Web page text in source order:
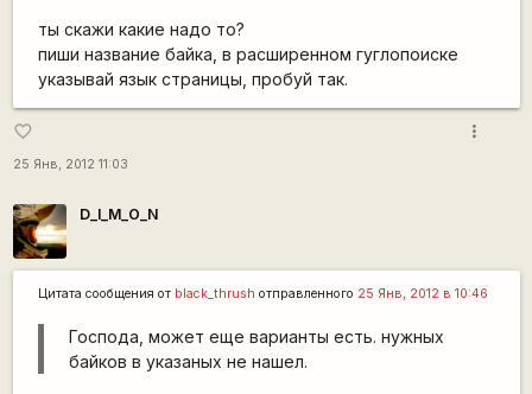
ты скажи какие надо то?
пиши название байка, в расширенном гуглопоиске
указывай язык страницы, пробуй так.
favorite_border
25 Янв, 2012 11:03
more_vert
D_I_M_O_N
Цитата сообщения от black_thrush отправленного 25 Янв, 2012 в 10:46
Господа, может еще варианты есть. нужных
байков в указаных не нашел.